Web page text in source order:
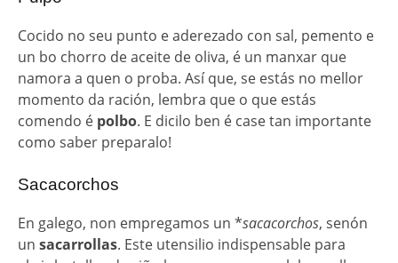
Cocido no seu punto e aderezado con sal, pemento e
un bo chorro de aceite de oliva, é un manxar que
namora a quen o proba. Así que, se estás no mellor
momento da ración, lembra que o que estás
comendo é polbo. E dicilo ben é case tan importante
como saber preparalo!
Sacacorchos
En galego, non empregamos un *sacacorchos, senón
un sacarrollas. Este utensilio indispensable para